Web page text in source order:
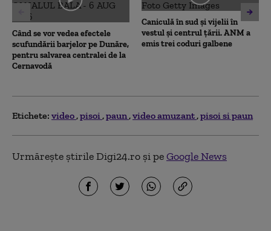
Când se vor vedea efectele
scufundării barjelor pe Dunăre,
pentru salvarea centralei de la
Cernavodă
Caniculă în sud și vijelii în
vestul și centrul țării. ANM a
emis trei coduri galbene
Etichete: video pisoi paun video amuzant pisoi si paun
Urmărește știrile Digi24.ro și peGoogle News